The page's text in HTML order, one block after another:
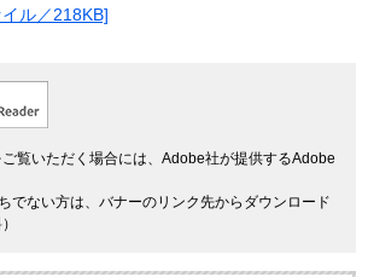
ル／218KB]
覧いただく場合には、Adobe社が提供するAdobe
でない方は、バナーのリンク先からダウンロード